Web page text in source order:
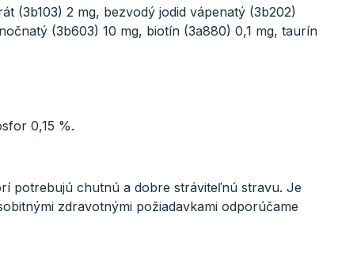
(3b103) 2 mg, bezvodý jodid vápenatý (3b202)
(3b603) 10 mg, biotín (3a880) 0,1 mg, taurín
0,15 %.
potrebujú chutnú a dobre stráviteľnú stravu. Je
zdravotnými požiadavkami odporúčame